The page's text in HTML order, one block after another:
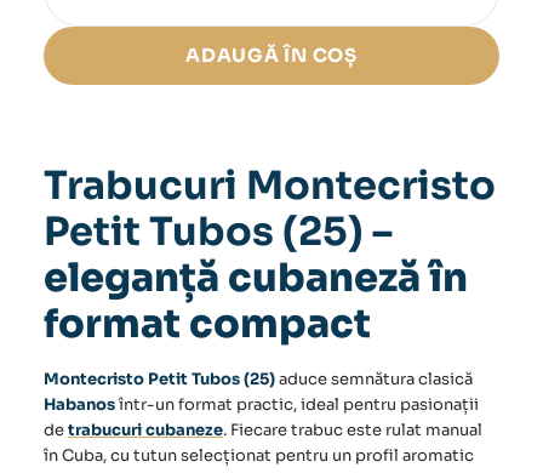
Trabucuri
Tubos
ADAUGĂ ÎN COȘ
Trabucuri Montecristo
Petit Tubos (25) –
eleganță cubaneză în
format compact
Montecristo Petit Tubos (25)aduce semnătura clasică
Habanosîntr-un format practic, ideal pentru pasionații
detrabucuri cubaneze. Fiecare trabuc este rulat manual
în Cuba, cu tutun selecționat pentru un profil aromatic